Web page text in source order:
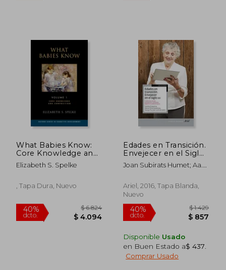
dcto.
What Babies Know:
Core Knowledge and
Composition Volume
1 (Oxford Cognitive
Elizabeth S. Spelke
, Tapa Dura, Nuevo
Edades en Transición.
Envejecer en el Siglo
Xxi: Edades,
Condiciones de Vida,
Incorporación
Tecnológica en el
(Ariel Ciencias
Sociales)
Joan Subirats Humet; Aa.
Ariel, 2016, Tapa Blanda,
Nuevo
Disponible Usado
en Buen Estado a$ 437
Comprar Usado